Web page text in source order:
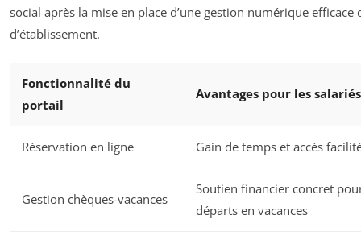
social après la mise en place d’une gestion numérique efficace
d’établissement.
Fonctionnalité du
portail
Avantages pour les salariés
Réservation en ligne Gain de temps et accès
Gestion chèques-vacances
Soutien financier concret
départs en vacances